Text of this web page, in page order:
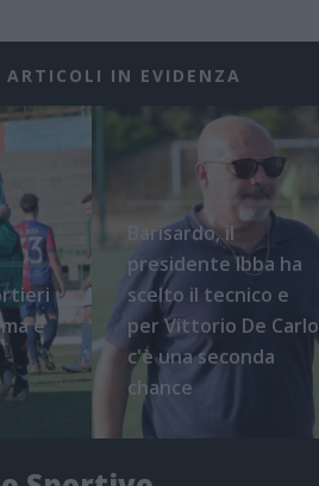
ARTICOLI IN EVIDENZA
è
Barisardo, il
presidente Ibba ha
scelto il tecnico e
per Vittorio De Carlo
c'è una seconda
chance